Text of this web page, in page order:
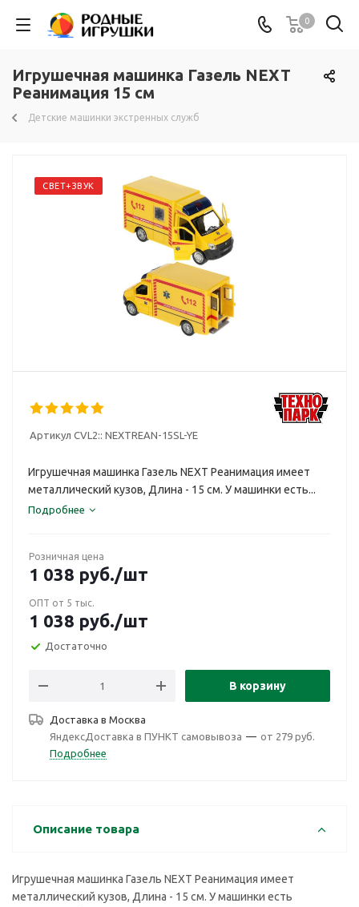
0
Игрушечная машинка Газель NEXT
Реанимация 15 см
Детские машинки экстренных служб
СВЕТ+ЗВУК
Артикул CVL2:: NEXTREAN-15SL-YE
Игрушечная машинка Газель NEXT Реанимация имеет
металлический кузов, Длина - 15 см. У машинки есть...
Подробнее
Розничная цена
1 038 руб./шт
ОПТ от 5 тыс.
1 038 руб./шт
Достаточно
В корзину
Доставка в Москва
ЯндексДоставка в ПУНКТ самовывоза — от 279 руб.
Подробнее
Описание товара
Игрушечная машинка Газель NEXT Реанимация имеет
металлический кузов, Длина - 15 см. У машинки есть